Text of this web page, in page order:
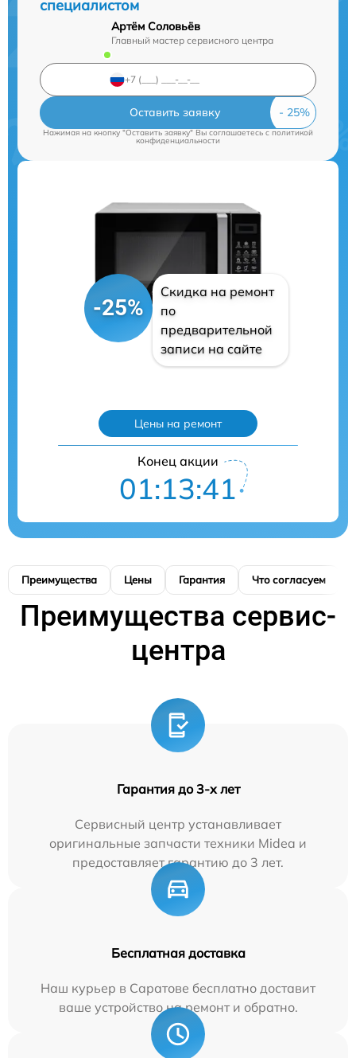
специалистом
Артём Соловьёв
Главный мастер сервисного центра
Оставить заявку
Нажимая на кнопку "Оставить заявку" Вы соглашаетесь cполитикой
конфиденциальности
-25%
Скидка на ремонт
по
предварительной
записи на сайте
Цены на ремонт
Конец акции
01:13:40
Преимущества Цены Гарантия Что согласуем
Преимущества сервис-
центра
Гарантия до 3-х лет
Сервисный центр устанавливает
оригинальные запчасти техники Midea и
предоставляет гарантию до 3 лет.
Бесплатная доставка
Наш курьер в Саратове бесплатно доставит
ваше устройство на ремонт и обратно.